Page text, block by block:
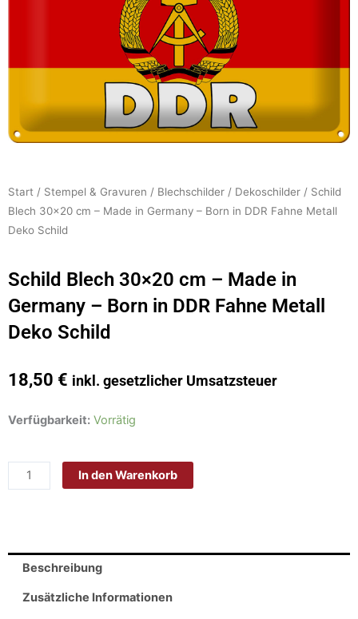
Start / Stempel & Gravuren / Blechschilder / Dekoschilder / Schild
Blech 30×20 cm – Made in Germany – Born in DDR Fahne Metall
Deko Schild
Schild Blech 30×20 cm – Made in
Germany – Born in DDR Fahne Metall
Deko Schild
18,50 € inkl. gesetzlicher Umsatzsteuer
Verfügbarkeit: Vorrätig
Schild
Germany
Born
In den Warenkorb
Beschreibung
Zusätzliche Informationen